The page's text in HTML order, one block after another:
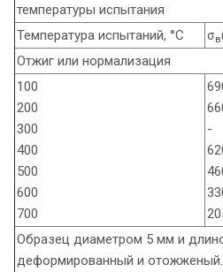
температуры испытания
Температура испытаний, °С
σв
Отжиг или нормализация
100
200
300
400
500
600
700
-
Образец диаметром 5 мм и
деформированный и отожженый.